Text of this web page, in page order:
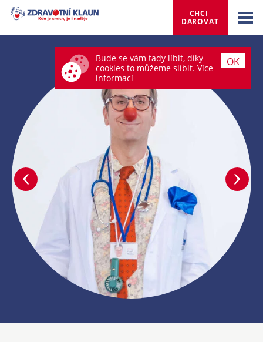
CHCI
DAROVAT
Bude se vám tady líbit, díky
cookies to můžeme slíbit. Více
informací
OK